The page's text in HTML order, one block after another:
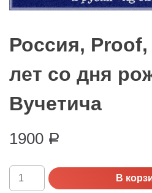
Россия, Proof,
лет со дня
Вучетича
1900 Р
Количество
Россия,
В